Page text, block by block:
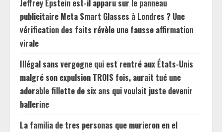
Jeffrey Epstein est-il apparu sur le panneau
publicitaire Meta Smart Glasses à Londres ? Une
vérification des faits révèle une fausse affirmation
virale
Illégal sans vergogne qui est rentré aux États-Unis
malgré son expulsion TROIS fois, aurait tué une
adorable fillette de six ans qui voulait juste devenir
ballerine
La familia de tres personas que murieron en el